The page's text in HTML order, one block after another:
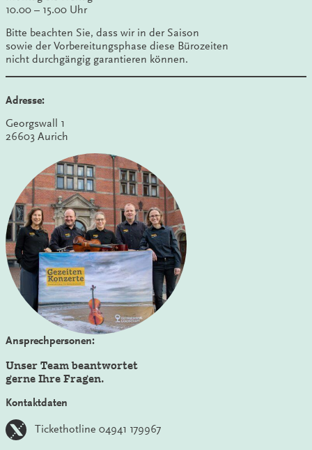
10.00 – 15.00 Uhr
Bitte beachten Sie, dass wir in der Saison
sowie der Vorbereitungsphase diese Bürozeiten
nicht durchgängig garantieren können.
Adresse:
Georgswall 1
26603 Aurich
Ansprechpersonen:
Unser Team beantwortet
gerne Ihre Fragen.
Kontaktdaten
Tickethotline 04941 179967